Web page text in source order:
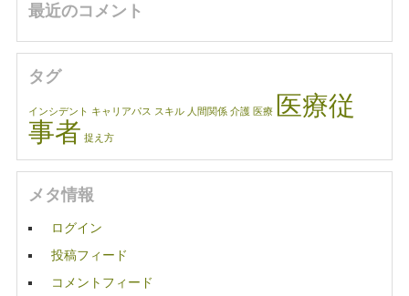
最近のコメント
タグ
インシデント キャリアパス スキル 人間関係 介護 医療 医療従
事者 捉え方
メタ情報
ログイン
投稿フィード
コメントフィード